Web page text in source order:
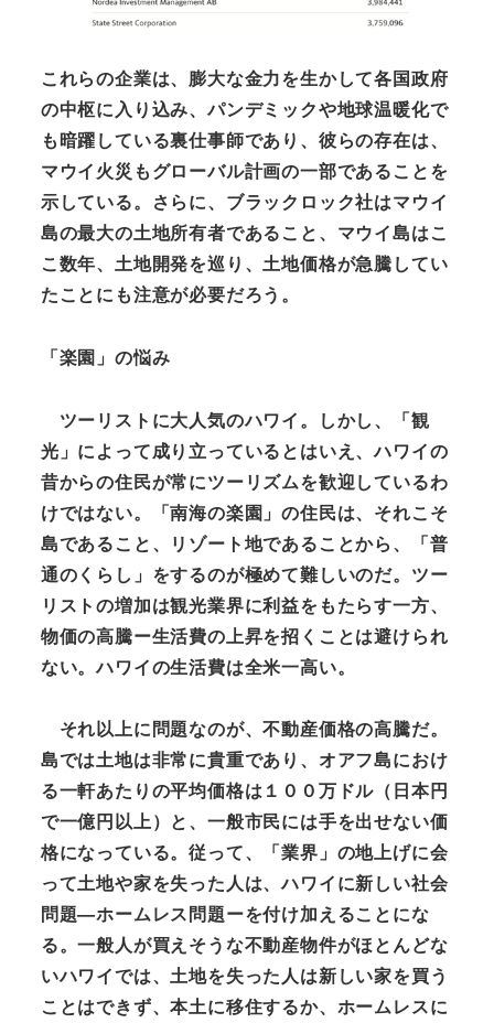
これらの企業は、膨大な金力を生かして各国政府
の中枢に入り込み、パンデミックや地球温暖化で
も暗躍している裏仕事師であり、彼らの存在は、
マウイ火災もグローバル計画の一部であることを
示している。さらに、ブラックロック社はマウイ
島の最大の土地所有者であること、マウイ島はこ
こ数年、土地開発を巡り、土地価格が急騰してい
たことにも注意が必要だろう。
「楽園」の悩み
ツーリストに大人気のハワイ。しかし、「観
光」によって成り立っているとはいえ、ハワイの
昔からの住民が常にツーリズムを歓迎しているわ
けではない。「南海の楽園」の住民は、それこそ
島であること、リゾート地であることから、「普
通のくらし」 をするのが極めて難しいのだ。ツー
リストの増加は観光業界に利益をもたらす一方、
物価の高騰ー生活費の上昇を招くことは避けられ
ない。ハワイの生活費は全米一高い。
それ以上に問題なのが、不動産価格の高騰だ。
島では土地は非常に貴重であり、オアフ島におけ
る一軒あたりの平均価格は１００万ドル（日本円
で一億円以上）と、一般市民には手を出せない価
格になっている。従って、「業界」の地上げに会
って土地や家を失った人は、ハワイに新しい社会
問題—ホームレス問題ーを付け加えることにな
る。一般人が買えそうな不動産物件がほとんどな
いハワイでは、土地を失った人は新しい家を買う
ことはできず、本土に移住するか、ホームレスに